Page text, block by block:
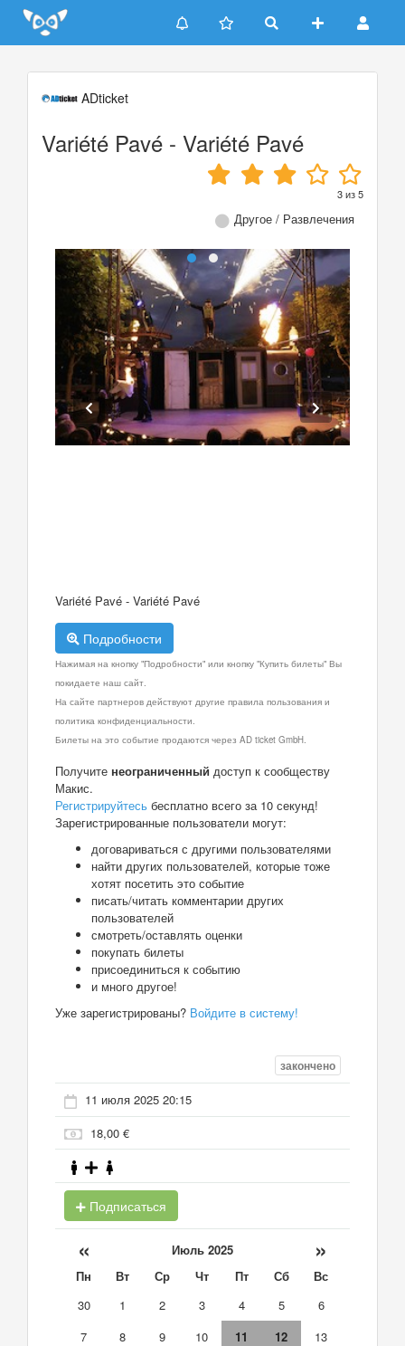
Update cookies preferences
ADticket
Variété Pavé - Variété Pavé
3из5
Другое / Развлечения
Variété Pavé - Variété Pavé
Подробности
Нажимая на кнопку "Подробности" или кнопку "Купить билеты" Вы
покидаете наш сайт.
На сайте партнеров действуют другие правила пользования и
политика конфиденциальности.
Билеты на это событие продаются через AD ticket GmbH.
Получите неограниченный доступ к сообществу
Макис.
Регистрируйтесь бесплатно всего за 10 секунд!
Зарегистрированные пользователи могут:
договариваться с другими пользователями
найти других пользователей, которые тоже
хотят посетить это событие
писать/читать комментарии других
пользователей
смотреть/оставлять оценки
покупать билеты
присоединиться к событию
и много другое!
Уже зарегистрированы? Войдите в систему!
закончено
11 июля 2025 20:15
18,00 €
Подписаться
« Июль 2025 »
Пн Вт Ср Чт Пт Сб
Вс
30
1 2 3 4 5
6
7
8 9 10 11 12
13